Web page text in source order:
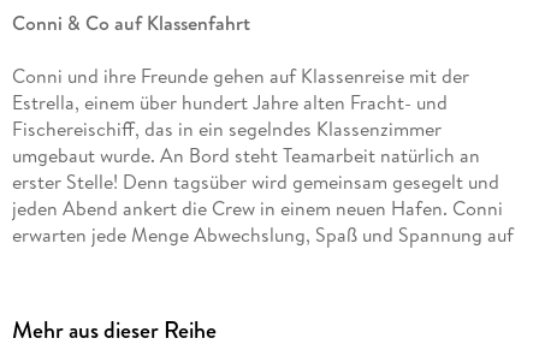
Conni & Co auf Klassenfahrt
Conni und ihre Freunde gehen auf Klassenreise mit der
Estrella, einem über hundert Jahre alten Fracht- und
Fischereischiff, das in ein segelndes Klassenzimmer
umgebaut wurde. An Bord steht Teamarbeit natürlich an
erster Stelle! Denn tagsüber wird gemeinsam gesegelt und
jeden Abend ankert die Crew in einem neuen Hafen. Conni
erwarten jede Menge Abwechslung, Spaß und Spannung auf
Mehr aus dieser Reihe